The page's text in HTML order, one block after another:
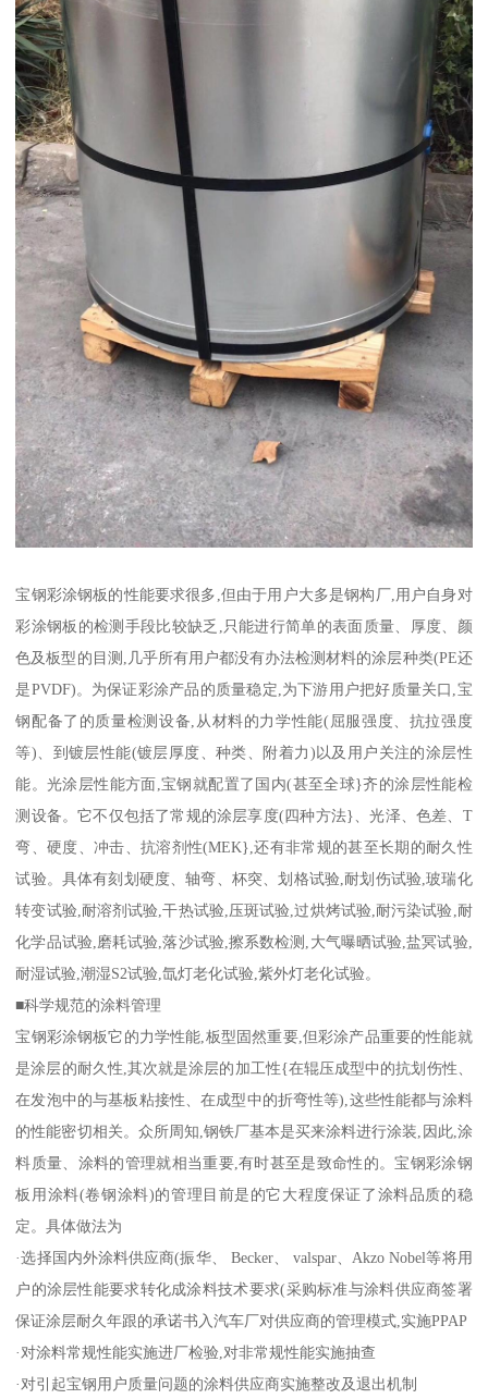
宝钢彩涂钢板的性能要求很多,但由于用户大多是钢构厂,用户自身对
彩涂钢板的检测手段比较缺乏,只能进行简单的表面质量、厚度、颜
色及板型的目测,几乎所有用户都没有办法检测材料的涂层种类(PE还
是PVDF)。为保证彩涂产品的质量稳定,为下游用户把好质量关口,宝
钢配备了的质量检测设备,从材料的力学性能(屈服强度、抗拉强度
等)、到镀层性能(镀层厚度、种类、附着力)以及用户关注的涂层性
能。光涂层性能方面,宝钢就配置了国内(甚至全球}齐的涂层性能检
测设备。它不仅包括了常规的涂层享度(四种方法}、光泽、色差、T
弯、硬度、冲击、抗溶剂性(MEK},还有非常规的甚至长期的耐久性
试验。具体有刻划硬度、轴弯、杯突、划格试验,耐划伤试验,玻瑞化
转变试验,耐溶剂试验,干热试验,压斑试验,过烘烤试验,耐污染试验,耐
化学品试验,磨耗试验,落沙试验,擦系数检测,大气曝晒试验,盐冥试验,
耐湿试验,潮湿S2试验,氙灯老化试验,紫外灯老化试验。
■科学规范的涂料管理
宝钢彩涂钢板它的力学性能,板型固然重要,但彩涂产品重要的性能就
是涂层的耐久性,其次就是涂层的加工性{在辊压成型中的抗划伤性、
在发泡中的与基板粘接性、在成型中的折弯性等),这些性能都与涂料
的性能密切相关。众所周知,钢铁厂基本是买来涂料进行涂装,因此,涂
料质量、涂料的管理就相当重要,有时甚至是致命性的。宝钢彩涂钢
板用涂料(卷钢涂料)的管理目前是的它大程度保证了涂料品质的稳
定。具体做法为
·选择国内外涂料供应商(振华、 Becker、 valspar、Akzo Nobel等将用
户的涂层性能要求转化成涂料技术要求(采购标准与涂料供应商签署
保证涂层耐久年跟的承诺书入汽车厂对供应商的管理模式,实施PPAP
·对涂料常规性能实施进厂检验,对非常规性能实施抽查
·对引起宝钢用户质量问题的涂料供应商实施整改及退出机制